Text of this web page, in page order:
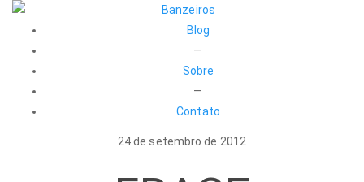
Blog
—
Sobre
—
Contato
24 de setembro de 2012